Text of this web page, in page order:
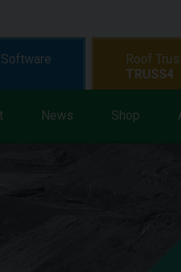
News Shop
Roof
TRUSS4